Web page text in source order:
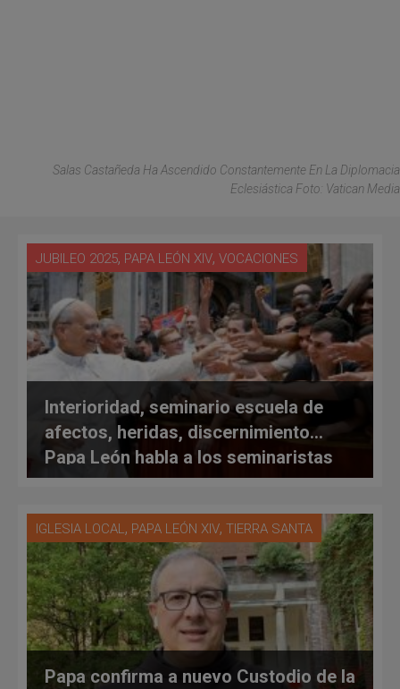
Salas Castañeda Ha Ascendido Constantemente En La Diplomacia
Eclesiástica Foto: Vatican Media
JUBILEO 2025, PAPA LEÓN XIV, VOCACIONES
Interioridad, seminario escuela de
afectos, heridas, discernimiento…
Papa León habla a los seminaristas
IGLESIA LOCAL, PAPA LEÓN XIV, TIERRA SANTA
Papa confirma a nuevo Custodio de la